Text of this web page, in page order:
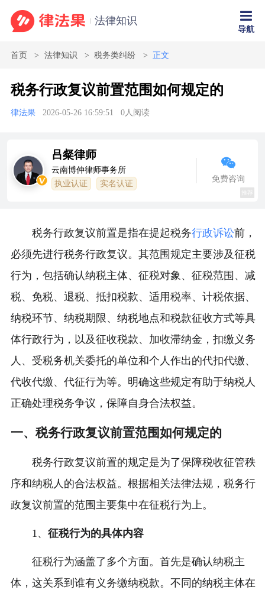
法律知识
导航
首页 法律知识 税务类纠纷 正文
税务行政复议前置范围如何规定的
律法果 2026-05-26 16:59:51 0人阅读
吕粲律师
云南博仲律师事务所
执业认证 实名认证
免费咨询
税务行政复议前置是指在提起税务行政诉讼前，
必须先进行税务行政复议。其范围规定主要涉及征税
行为，包括确认纳税主体、征税对象、征税范围、减
税、免税、退税、抵扣税款、适用税率、计税依据、
纳税环节、纳税期限、纳税地点和税款征收方式等具
体行政行为，以及征收税款、加收滞纳金，扣缴义务
人、受税务机关委托的单位和个人作出的代扣代缴、
代收代缴、代征行为等。明确这些规定有助于纳税人
正确处理税务争议，保障自身合法权益。
一、税务行政复议前置范围如何规定的
税务行政复议前置的规定是为了保障税收征管秩
序和纳税人的合法权益。根据相关法律法规，税务行
政复议前置的范围主要集中在征税行为上。
1、 征税行为的具体内容
征税行为涵盖了多个方面。首先是确认纳税主
体，这关系到谁有义务缴纳税款。不同的纳税主体在